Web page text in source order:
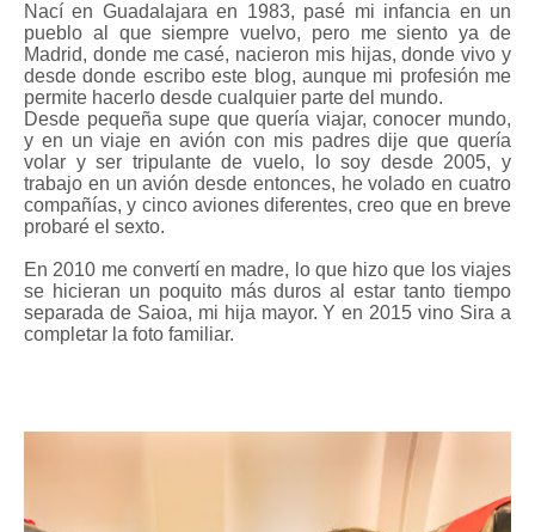
Nací en Guadalajara en 1983, pasé mi infancia en un
pueblo al que siempre vuelvo, pero me siento ya de
Madrid, donde me casé, nacieron mis hijas, donde vivo y
desde donde escribo este blog, aunque mi profesión me
permite hacerlo desde cualquier parte del mundo.
Desde pequeña supe que quería viajar, conocer mundo,
y en un viaje en avión con mis padres dije que quería
volar y ser tripulante de vuelo, lo soy desde 2005, y
trabajo en un avión desde entonces, he volado en cuatro
compañías, y cinco aviones diferentes, creo que en breve
probaré el sexto.
En 2010 me convertí en madre, lo que hizo que los viajes
se hicieran un poquito más duros al estar tanto tiempo
separada de Saioa, mi hija mayor. Y en 2015 vino Sira a
completar la foto familiar.